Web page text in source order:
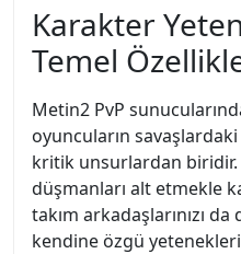
Karakter
Temel
Metin2 PvP
oyuncuların savaşlardaki
kritik unsurlardan biridir.
düşmanları alt etmekle
takım arkadaşlarınızı
kendine özgü